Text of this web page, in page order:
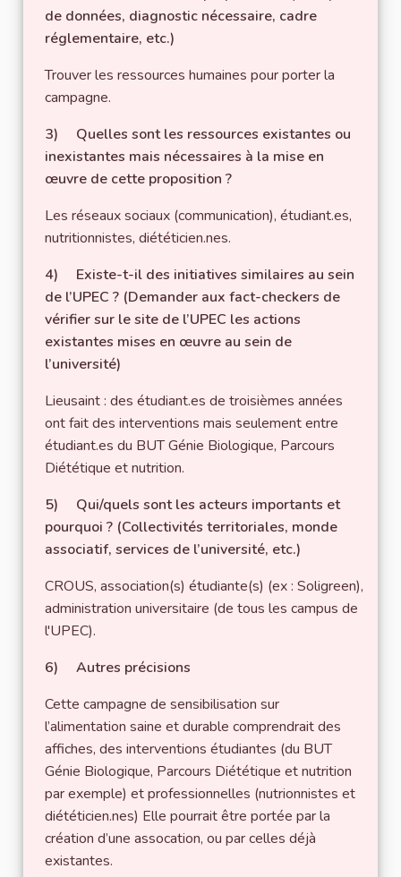
de données, diagnostic nécessaire, cadre
réglementaire, etc.)
Trouver les ressources humaines pour porter la
campagne.
3) Quelles sont les ressources existantes ou
inexistantes mais nécessaires à la mise en
œuvre de cette proposition ?
Les réseaux sociaux (communication), étudiant.es,
nutritionnistes, diététicien.nes.
4) Existe-t-il des initiatives similaires au sein
de l’UPEC ? (Demander aux fact-checkers de
vérifier sur le site de l’UPEC les actions
existantes mises en œuvre au sein de
l’université)
Lieusaint : des étudiant.es de troisièmes années
ont fait des interventions mais seulement entre
étudiant.es du BUT Génie Biologique, Parcours
Diététique et nutrition.
5) Qui/quels sont les acteurs importants et
pourquoi ? (Collectivités territoriales, monde
associatif, services de l’université, etc.)
CROUS, association(s) étudiante(s) (ex : Soligreen),
administration universitaire (de tous les campus de
l'UPEC).
6) Autres précisions
Cette campagne de sensibilisation sur
l’alimentation saine et durable comprendrait des
affiches, des interventions étudiantes (du BUT
Génie Biologique, Parcours Diététique et nutrition
par exemple) et professionnelles (nutrionnistes et
diététicien.nes) Elle pourrait être portée par la
création d’une assocation, ou par celles déjà
existantes.